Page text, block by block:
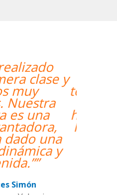
is going
my
fantastic. My
skills
greatly.
the
Eufrasio
GM